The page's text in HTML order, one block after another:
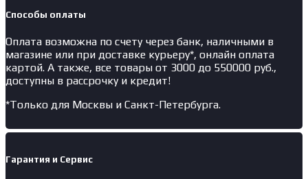
Способы оплаты
Оплата возможна по счету через банк, наличными в
магазине или при доставке курьеру*, онлайн оплата
картой. А также, все товары от 3000 до 550000 руб.,
доступны в рассрочку и кредит!
*Только для Москвы и Санкт-Петербурга.
Гарантия и Сервис